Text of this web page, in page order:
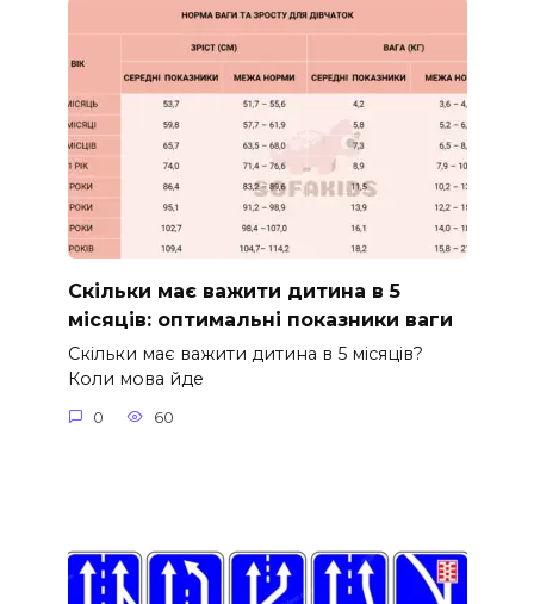
Скільки має важити дитина в 5
місяців: оптимальні показники ваги
Скільки має важити дитина в 5 місяців?
Коли мова йде
0 60